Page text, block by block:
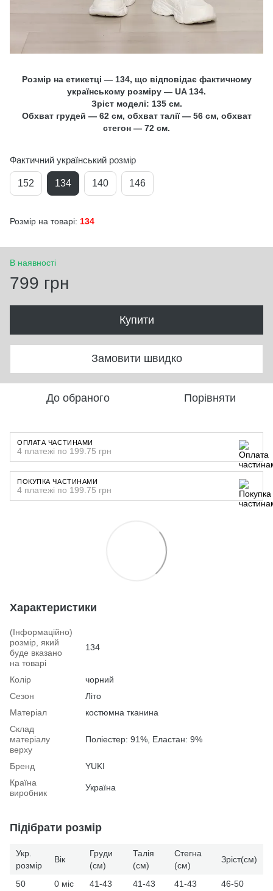
Розмір на етикетці — 134, що відповідає фактичному
українському розміру — UA 134.
Зріст моделі: 135 см.
Обхват грудей — 62 см, обхват талії — 56 см, обхват
стегон — 72 см.
Фактичний український розмір
152 134 140 146
Розмір на товарі: 134
В наявності
799 грн
Купити
Замовити швидко
До обраного Порівняти
ОПЛАТА ЧАСТИНАМИ
4 платежі по 199.75 грн
ПОКУПКА ЧАСТИНАМИ
4 платежі по 199.75 грн
Характеристики
(Інформаційно)
розмір, який
буде вказано
на товарі
134
Колір
чорний
Сезон
Літо
Матеріал
костюмна тканина
Склад
матеріалу
верху
Поліестер: 91%, Еластан: 9%
Бренд
YUKI
Країна
виробник
Україна
Підібрати розмір
Укр.
розмір
Вік
Груди
(см)
Талія
(см)
Стегна
(см)
Зріст(см)
50 0 міс 41-43 41-43 41-43 46-50